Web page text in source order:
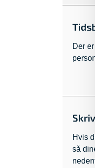
Der
Hvis
så